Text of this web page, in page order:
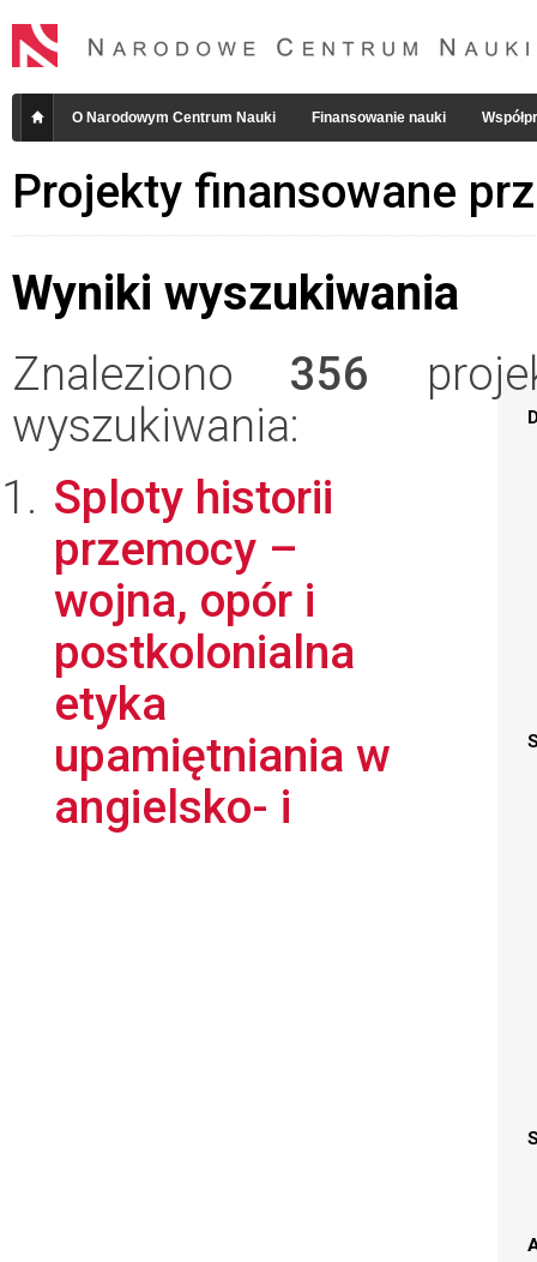
O Narodowym Centrum Nauki Finansowanie nauki
Projekty finansowane
Wyniki wyszukiwania
Znaleziono 356
wyszukiwania:
Sploty historii
przemocy –
wojna, opór i
postkolonialna
etyka
upamiętniania w
angielsko- i